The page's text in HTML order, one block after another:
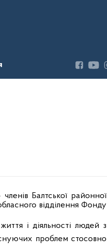
Балтської районної
відділення Фонду
життя і діяльності людей з
проблем стосовно